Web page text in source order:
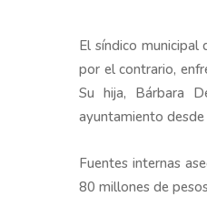
El síndico
por el contrario,
Su hija, Bárbara
ayuntamiento
Fuentes internas
80 millones de